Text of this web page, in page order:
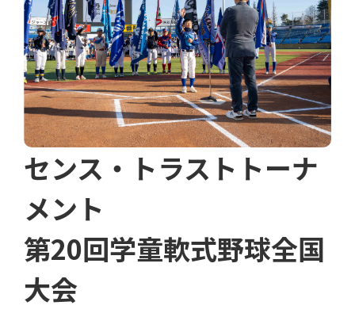
センス・トラストトーナ
メント
第20回学童軟式野球全国
大会